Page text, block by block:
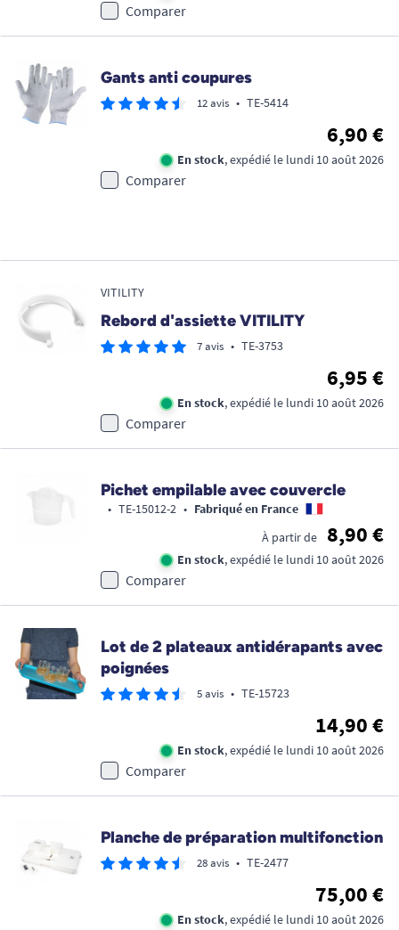
Comparer
Gants anti coupures
12 avis • TE-5414
6,90 €
En stock, expédié le lundi 10 août 2026
Comparer
VITILITY
Rebord d'assiette VITILITY
7 avis • TE-3753
6,95 €
En stock, expédié le lundi 10 août 2026
Comparer
Pichet empilable avec couvercle
• TE-15012-2 • Fabriqué en France
À partir de
8,90 €
En stock, expédié le lundi 10 août 2026
Comparer
Lot de 2 plateaux antidérapants avec
poignées
5 avis • TE-15723
14,90 €
En stock, expédié le lundi 10 août 2026
Comparer
Planche de préparation multifonction
28 avis • TE-2477
75,00 €
En stock, expédié le lundi 10 août 2026